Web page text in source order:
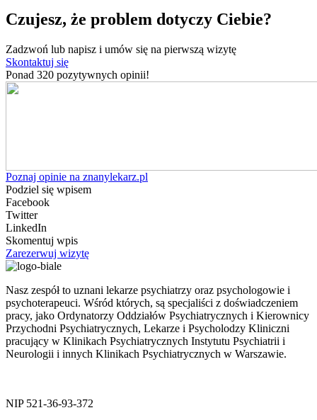
Czujesz, że problem dotyczy Ciebie?
Zadzwoń lub napisz i umów się na pierwszą wizytę
Skontaktuj się
Ponad 320 pozytywnych opinii!
Poznaj opinie na znanylekarz.pl
Podziel się wpisem
Facebook
Twitter
LinkedIn
Skomentuj wpis
Zarezerwuj wizytę
Nasz zespół to uznani lekarze psychiatrzy oraz psychologowie i
psychoterapeuci. Wśród których, są specjaliści z doświadczeniem
pracy, jako Ordynatorzy Oddziałów Psychiatrycznych i Kierownicy
Przychodni Psychiatrycznych, Lekarze i Psycholodzy Kliniczni
pracujący w Klinikach Psychiatrycznych Instytutu Psychiatrii i
Neurologii i innych Klinikach Psychiatrycznych w Warszawie.
NIP 521-36-93-372